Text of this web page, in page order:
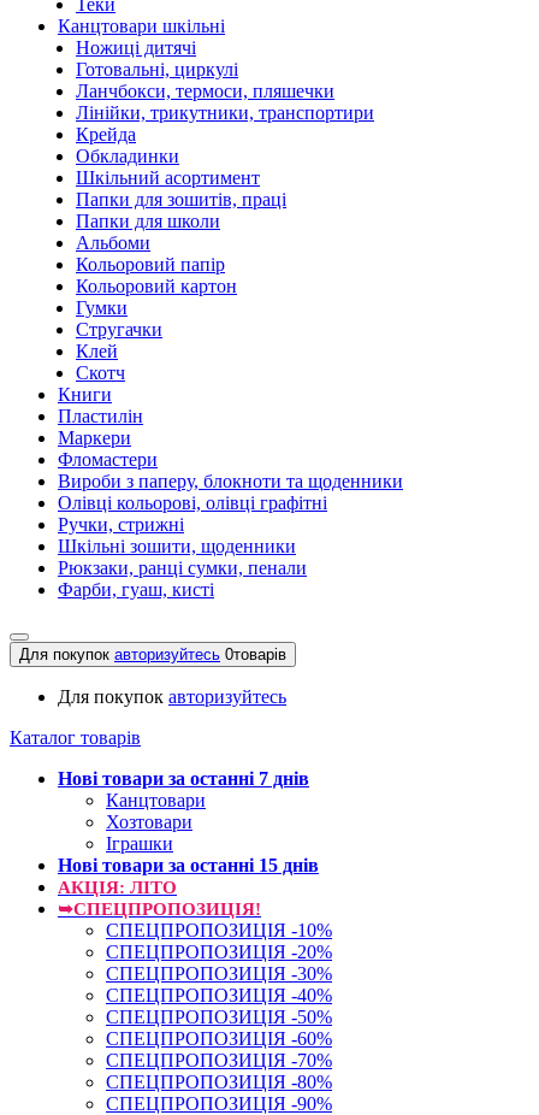
Теки
Канцтовари шкільні
Ножиці дитячі
Готовальні, циркулі
Ланчбокси, термоси, пляшечки
Лінійки, трикутники, транспортири
Крейда
Обкладинки
Шкільний асортимент
Папки для зошитів, праці
Папки для школи
Альбоми
Кольоровий папір
Кольоровий картон
Гумки
Стругачки
Клей
Скотч
Книги
Пластилін
Маркери
Фломастери
Вироби з паперу, блокноти та щоденники
Олівці кольорові, олівці графітні
Ручки, стрижні
Шкільні зошити, щоденники
Рюкзаки, ранці сумки, пенали
Фарби, гуаш, кисті
Для покупок авторизуйтесь 0товарів
Для покупок авторизуйтесь
Каталог товарів
Нові товари за останнi 7 днiв
Канцтовари
Хозтовари
Іграшки
Нові товари за останнi 15 днiв
АКЦІЯ: ЛІТО
➥СПЕЦПРОПОЗИЦІЯ!
СПЕЦПРОПОЗИЦІЯ -10%
СПЕЦПРОПОЗИЦІЯ -20%
СПЕЦПРОПОЗИЦІЯ -30%
СПЕЦПРОПОЗИЦІЯ -40%
СПЕЦПРОПОЗИЦІЯ -50%
СПЕЦПРОПОЗИЦІЯ -60%
СПЕЦПРОПОЗИЦІЯ -70%
СПЕЦПРОПОЗИЦІЯ -80%
СПЕЦПРОПОЗИЦІЯ -90%